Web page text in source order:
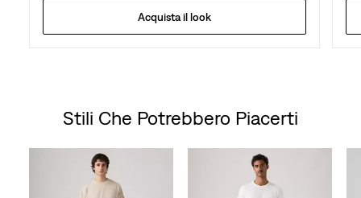
Acquista il look
Stili Che Potrebbero Piacerti